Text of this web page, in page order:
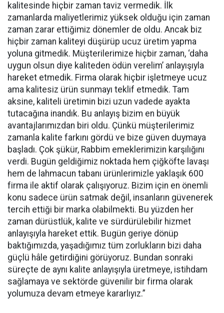
kalitesinde hiçbir zaman taviz vermedik. İlk
zamanlarda maliyetlerimiz yüksek olduğu için zaman
zaman zarar ettiğimiz dönemler de oldu. Ancak biz
hiçbir zaman kaliteyi düşürüp ucuz üretim yapma
yoluna gitmedik. Müşterilerimize hiçbir zaman, ‘daha
uygun olsun diye kaliteden ödün verelim’ anlayışıyla
hareket etmedik. Firma olarak hiçbir işletmeye ucuz
ama kalitesiz ürün sunmayı teklif etmedik. Tam
aksine, kaliteli üretimin bizi uzun vadede ayakta
tutacağına inandık. Bu anlayış bizim en büyük
avantajlarımızdan biri oldu. Çünkü müşterilerimiz
zamanla kalite farkını gördü ve bize güven duymaya
başladı. Çok şükür, Rabbim emeklerimizin karşılığını
verdi. Bugün geldiğimiz noktada hem çiğköfte lavaşı
hem de lahmacun tabanı ürünlerimizle yaklaşık 600
firma ile aktif olarak çalışıyoruz. Bizim için en önemli
konu sadece ürün satmak değil, insanların güvenerek
tercih ettiği bir marka olabilmekti. Bu yüzden her
zaman dürüstlük, kalite ve sürdürülebilir hizmet
anlayışıyla hareket ettik. Bugün geriye dönüp
baktığımızda, yaşadığımız tüm zorlukların bizi daha
güçlü hâle getirdiğini görüyoruz. Bundan sonraki
süreçte de aynı kalite anlayışıyla üretmeye, istihdam
sağlamaya ve sektörde güvenilir bir firma olarak
yolumuza devam etmeye kararlıyız.”